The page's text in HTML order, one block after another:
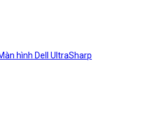
hình Dell UltraSharp